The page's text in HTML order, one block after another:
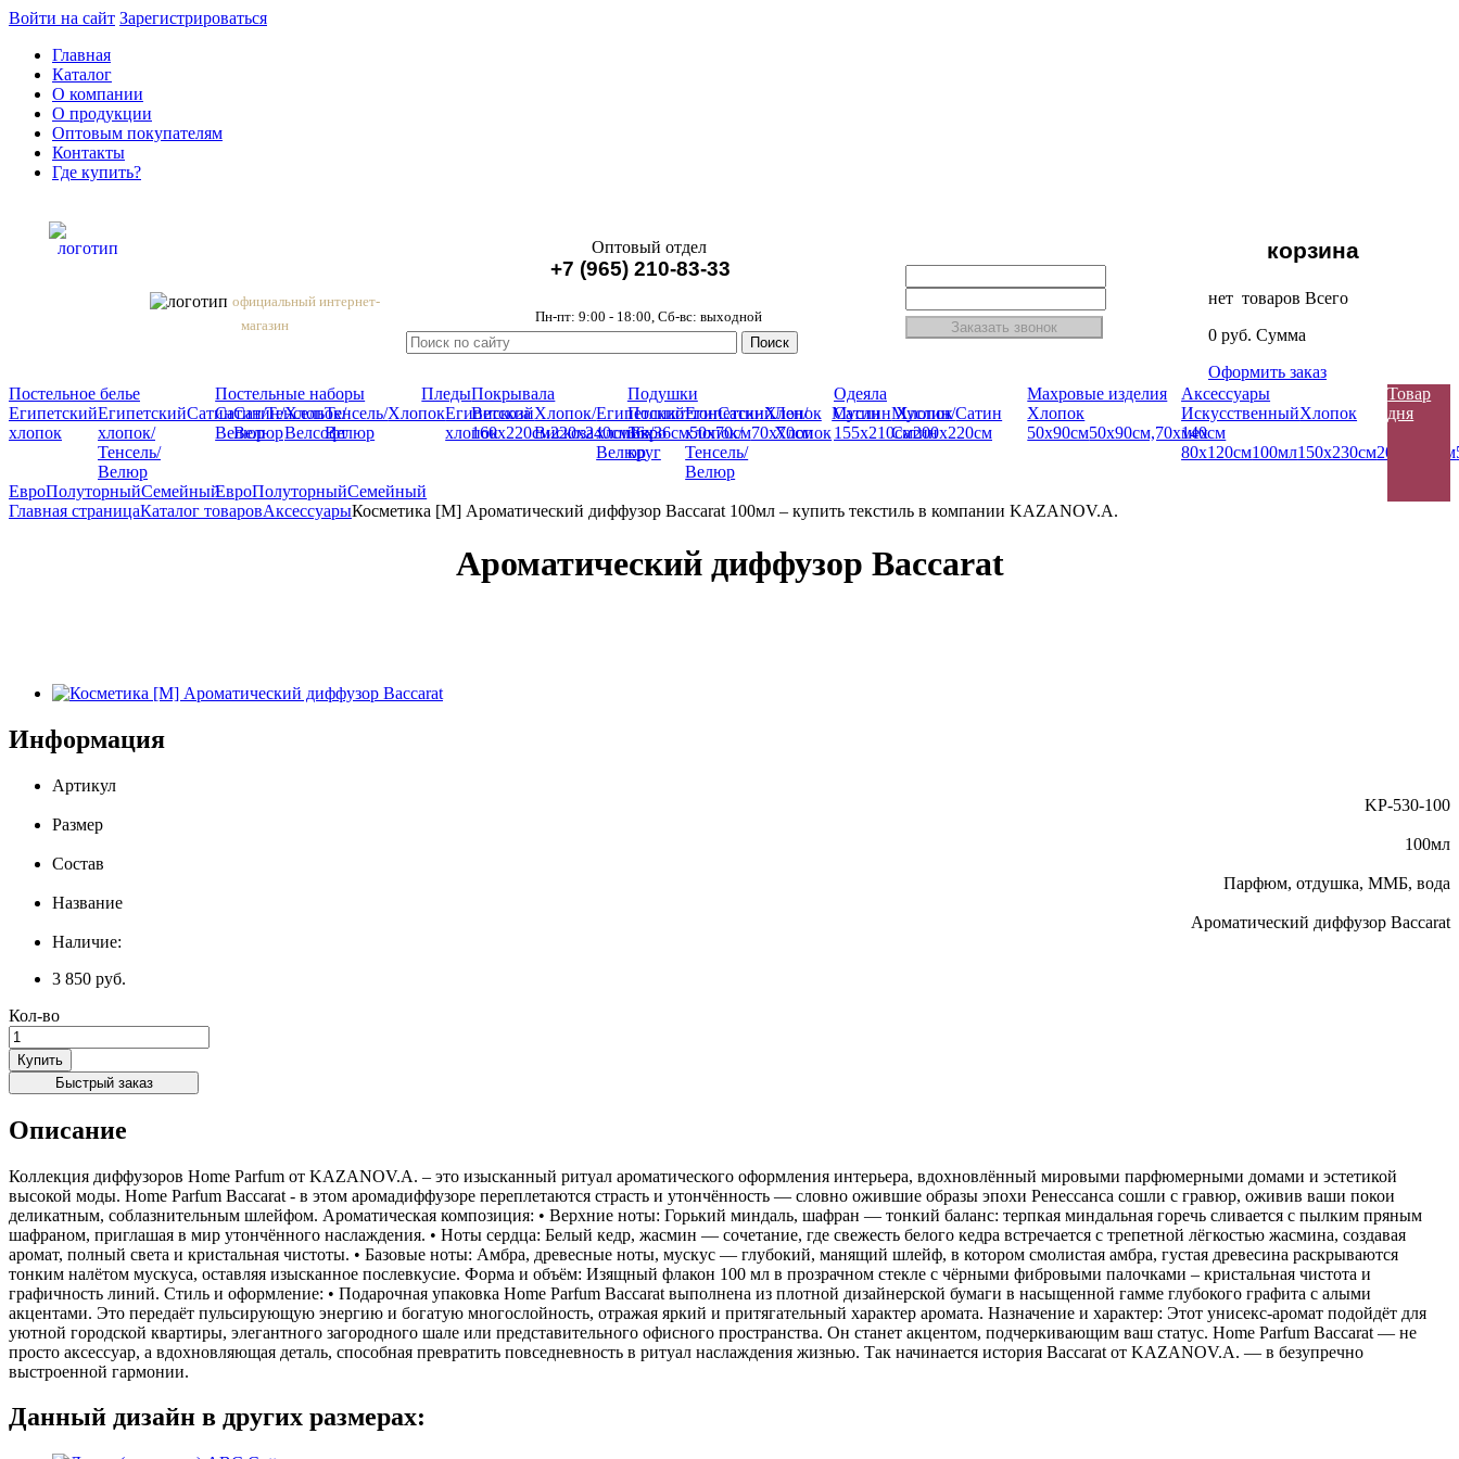
Войти на сайт Зарегистрироваться
Главная
Каталог
О компании
О продукции
Оптовым покупателям
Контакты
Где купить?
официальный интернет-
магазин
Оптовый отдел
+7 (965) 210-83-33
Пн-пт: 9:00 - 18:00, Сб-вс: выходной
корзина
нет товаров Всего
0 руб. Сумма
Оформить заказ
Постельное белье
Египетский
хлопок
Египетский
хлопок/
Тенсель/
Велюр
СатинСатин/
Велюр
Хлопок/
Велсофт
ЕвроПолуторныйСемейный
Постельные наборы
Сатин/
Велюр
ТенсельТенсель/
Велюр
ХлопокЕгипетский
хлопок
Хлопок/
Вискоза
Египетский
хлопок/
Велюр
Египетский
хлопок/
Тенсель/
Велюр
Лен/
Хлопок
МуслинМуслин/
Сатин
Сатин
ЕвроПолуторныйСемейный
ПледыПокрывала
Вискоза
160х220см220x240смЕвро
Подушки
ПоликоттонСатинХлопок
36х36см
круг
50х70см70х70см
Одеяла
Сатин
Хлопок
155х210см200х220см
Махровые изделия
Хлопок
50х90см50х90см,70х140см
Аксессуары
Искусcтвенный
мех
Хлопок
80х120см100мл150х230см200х300см
Товар
дня
Главная страницаКаталог товаровАксессуарыКосметика [М] Ароматический диффузор Baccarat 100мл – купить текстиль в компании KAZANOV.A.
Ароматический диффузор Baccarat
Информация
Артикул
KP-530-100
Размер
100мл
Состав
Парфюм, отдушка, ММБ, вода
Название
Ароматический диффузор Baccarat
Наличие:
3 850 руб.
Кол-во
Купить
Быстрый заказ
Описание
Коллекция диффузоров Home Parfum от KAZANOV.A. – это изысканный ритуал ароматического оформления интерьера, вдохновлённый мировыми парфюмерными домами и эстетикой
высокой моды. Home Parfum Baccarat - в этом аромадиффузоре переплетаются страсть и утончённость — словно ожившие образы эпохи Ренессанса сошли с гравюр, оживив ваши покои
деликатным, соблазнительным шлейфом. Ароматическая композиция: • Верхние ноты: Горький миндаль, шафран — тонкий баланс: терпкая миндальная горечь сливается с пылким пряным
шафраном, приглашая в мир утончённого наслаждения. • Ноты сердца: Белый кедр, жасмин — сочетание, где свежесть белого кедра встречается с трепетной лёгкостью жасмина, создавая
аромат, полный света и кристальная чистоты. • Базовые ноты: Амбра, древесные ноты, мускус — глубокий, манящий шлейф, в котором смолистая амбра, густая древесина раскрываются
тонким налётом мускуса, оставляя изысканное послевкусие. Форма и объём: Изящный флакон 100 мл в прозрачном стекле с чёрными фибровыми палочками – кристальная чистота и
графичность линий. Стиль и оформление: • Подарочная упаковка Home Parfum Baccarat выполнена из плотной дизайнерской бумаги в насыщенной гамме глубокого графита с алыми
акцентами. Это передаёт пульсирующую энергию и богатую многослойность, отражая яркий и притягательный характер аромата. Назначение и характер: Этот унисекс-аромат подойдёт для
уютной городской квартиры, элегантного загородного шале или представительного офисного пространства. Он станет акцентом, подчеркивающим ваш статус. Home Parfum Baccarat — не
просто аксессуар, а вдохновляющая деталь, способная превратить повседневность в ритуал наслаждения жизнью. Так начинается история Baccarat от KAZANOV.A. — в безупречно
выстроенной гармонии.
Данный дизайн в других размерах: